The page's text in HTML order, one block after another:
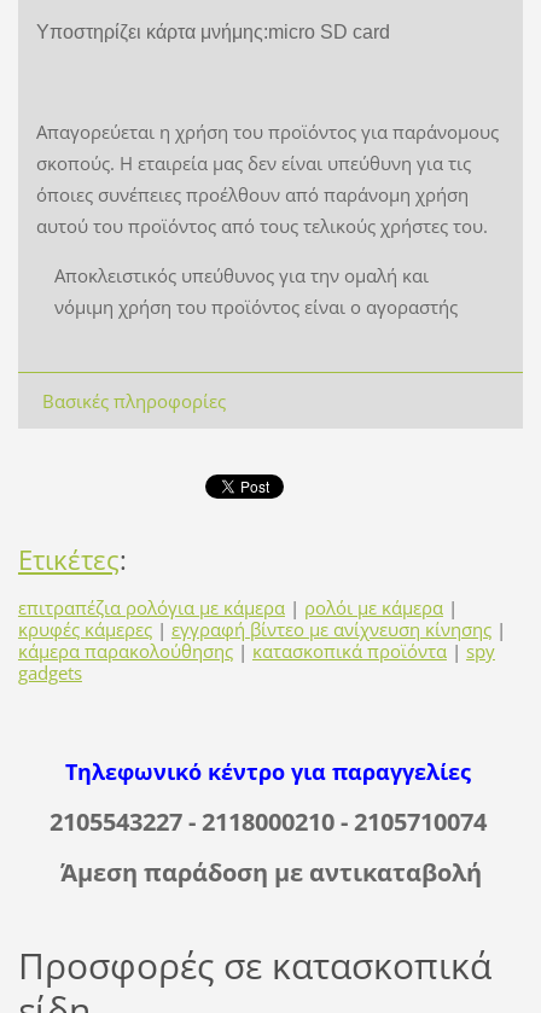
Υποστηρίζει κάρτα μνήμης:micro SD card
Απαγορεύεται η χρήση του προϊόντος για παράνομους
σκοπούς. Η εταιρεία μας δεν είναι υπεύθυνη για τις
όποιες συνέπειες προέλθουν από παράνομη χρήση
αυτού του προϊόντος από τους τελικούς χρήστες του.
Αποκλειστικός υπεύθυνος για την ομαλή και
νόμιμη χρήση του προϊόντος είναι ο αγοραστής
Βασικές πληροφορίες
Ετικέτες:
επιτραπέζια ρολόγια με κάμερα | ρολόι με κάμερα |
κρυφές κάμερες | εγγραφή βίντεο με ανίχνευση κίνησης |
κάμερα παρακολούθησης | κατασκοπικά προϊόντα | spy
gadgets
Τηλεφωνικό κέντρο για παραγγελίες
2105543227 - 2118000210 - 2105710074
Άμεση παράδοση με αντικαταβολή
Προσφορές σε κατασκοπικά